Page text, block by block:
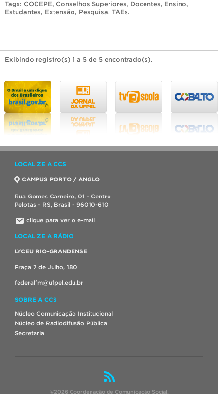
Tags: COCEPE, Conselhos Superiores, Docentes, Ensino,
Estudantes, Extensão, Pesquisa, TAEs.
Exibindo registro(s) 1 a 5 de 5 encontrado(s).
LOCALIZE A CCS
CAMPUS PORTO / ANGLO
Rua Gomes Carneiro, 01 - Centro
Pelotas - RS, Brasil - 96010-610
clique para ver o e-mail
LOCALIZE A RÁDIO
LYCEU RIO-GRANDENSE
Praça 7 de Julho, 180
federalfm@ufpel.edu.br
SOBRE A CCS
Núcleo Comunicação Institucional
Núcleo de Radiodifusão Pública
Secretaria
©2026 Coordenação de Comunicação Social.